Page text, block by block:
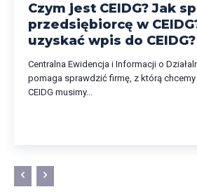
Czym jest CEIDG? Jak
przedsiębiorcę w
uzyskać wpis do CEIDG?
Centralna Ewidencja i Informacji o
pomaga sprawdzić firmę, z którą
CEIDG musimy...